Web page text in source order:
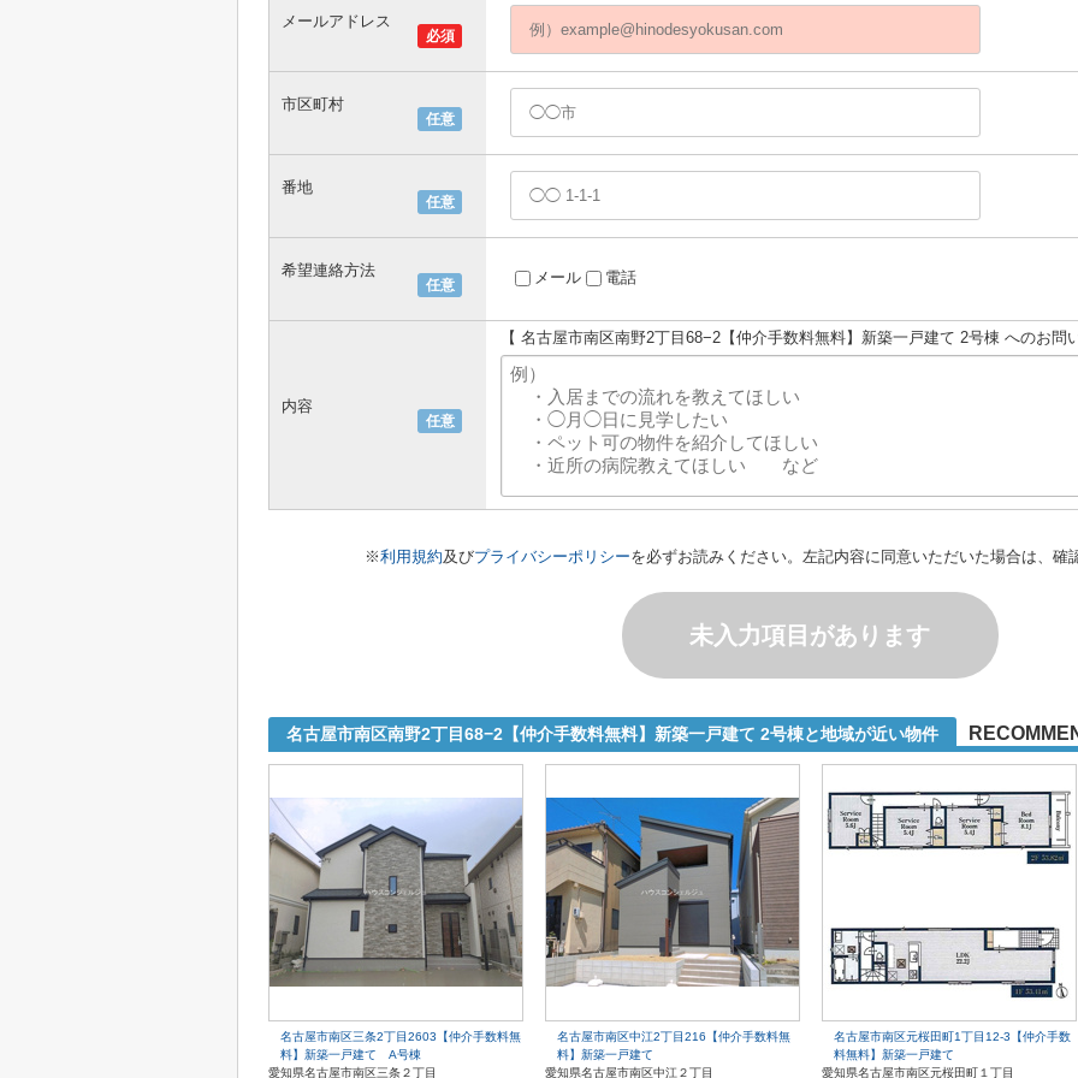
必須
メールアドレス
任意
市区町村
任意
番地
任意
希望連絡方法 メール 電話
任意
内容
【 名古屋市南区南野2丁目68−2【仲介手数料無料】新築一戸建て 2号棟 へのお問
※利用規約及びプライバシーポリシーを必ずお読みください。左記内容に同意いただいた場合は、確
未入力項目があります
名古屋市南区南野2丁目68−2【仲介手数料無料】新築一戸建て 2号棟と地域が近い物件
名古屋市南区三条2丁目2603【仲介手数料無
料】新築一戸建て A号棟
愛知県名古屋市南区三条２丁目
名古屋市南区中江2丁目216【仲介手数料無
料】新築一戸建て
愛知県名古屋市南区中江２丁目
名古屋市南区元桜田町1丁目12-3【仲介手数
料無料】新築一戸建て
愛知県名古屋市南区元桜田町１丁目